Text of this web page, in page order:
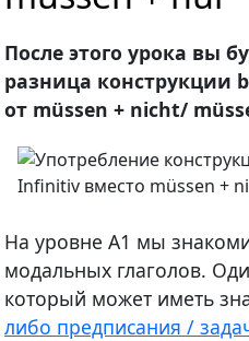
После этого урока вы
разница конструкции
от müssen + nicht/
На уровне А1 мы
модальных глаголов.
который может иметь
либо предписания /